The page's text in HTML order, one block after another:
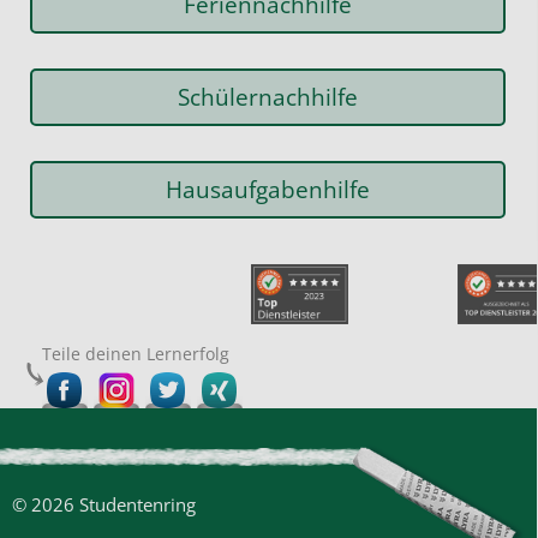
Schülernachhilfe
Hausaufgabenhilfe
Teile deinen Lernerfolg
© 2026 Studentenring